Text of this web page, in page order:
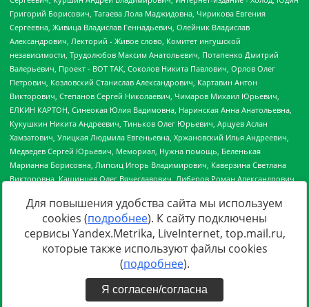
Источник:https://minjust.gov.ru/uploaded/files/reestr-
inostrannyih-agentov-22-03-2024.pdfданные на22.03.2024
Для повышения удобства сайта мы используем
cookies (подробнее). К сайту подключены
сервисы Yandex.Metrika, LiveInternet, top.mail.ru,
которые также используют файлы cookies
(подробнее).
Я согласен/согласна